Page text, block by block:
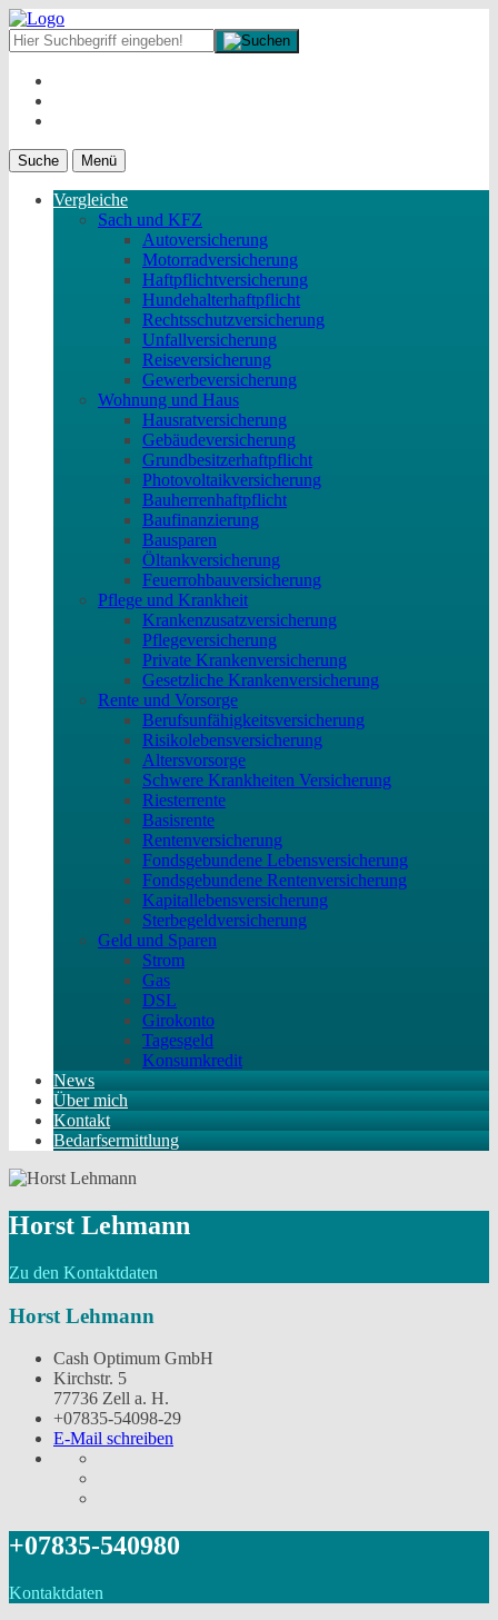
Suche Menü
Vergleiche
Sach und KFZ
Autoversicherung
Motorradversicherung
Haftpflichtversicherung
Hundehalterhaftpflicht
Rechtsschutzversicherung
Unfallversicherung
Reiseversicherung
Gewerbeversicherung
Wohnung und Haus
Hausratversicherung
Gebäudeversicherung
Grundbesitzerhaftpflicht
Photovoltaikversicherung
Bauherrenhaftpflicht
Baufinanzierung
Bausparen
Öltankversicherung
Feuerrohbauversicherung
Pflege und Krankheit
Krankenzusatzversicherung
Pflegeversicherung
Private Krankenversicherung
Gesetzliche Krankenversicherung
Rente und Vorsorge
Berufs­unfähigkeitsversicherung
Risikolebensversicherung
Altersvorsorge
Schwere Krankheiten Versicherung
Riesterrente
Basisrente
Rentenversicherung
Fondsgebundene Lebensversicherung
Fondsgebundene Rentenversicherung
Kapitallebensversicherung
Sterbegeldversicherung
Geld und Sparen
Strom
Gas
DSL
Girokonto
Tagesgeld
Konsumkredit
News
Über mich
Kontakt
Bedarfsermittlung
Horst Lehmann
Zu den Kontaktdaten
Horst Lehmann
Cash Optimum GmbH
Kirchstr. 5
77736 Zell a. H.
+07835-54098-29
E-Mail schreiben
+07835-540980
Kontaktdaten